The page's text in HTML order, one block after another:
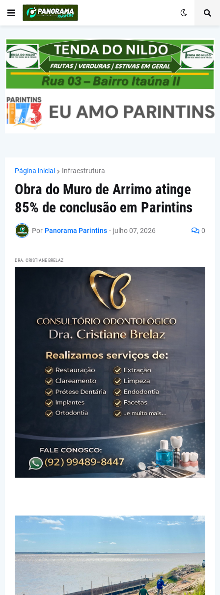
Página inicial Infraestrutura
Obra do Muro de Arrimo atinge
85% de conclusão em Parintins
Por Panorama Parintins - julho 07, 2026 0
DRA. CRISTIANE BRELAZ